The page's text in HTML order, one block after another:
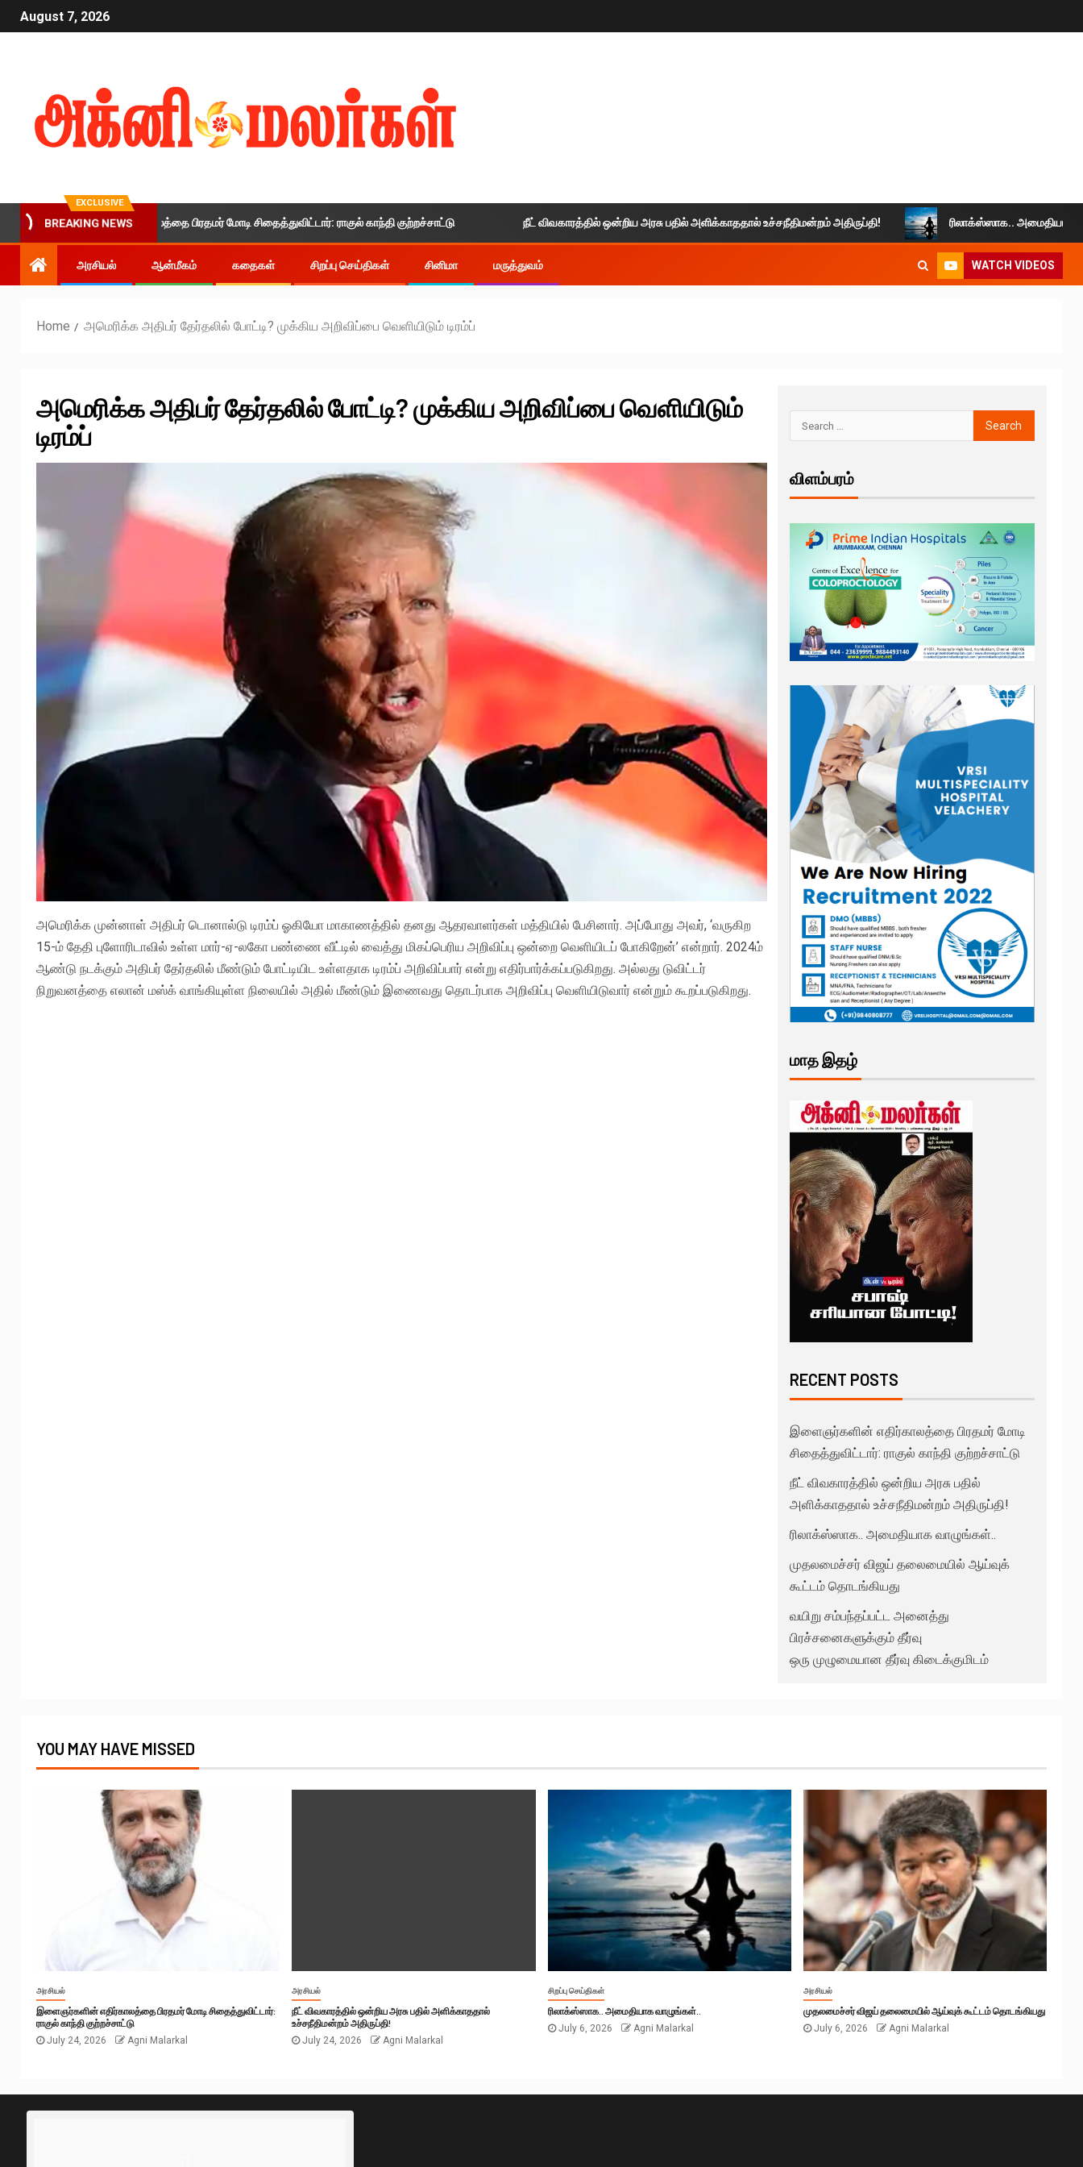
August 7, 2026
EXCLUSIVE
BREAKING NEWS
இளைஞர்களின் எதிர்காலத்தை பிரதமர் மோடி சிதைத்துவிட்டார்: ராகுல் காந்தி குற்றச்சாட்டு நீட் விவகாரத்தில் ஒன்றிய அரசு பதில் அளிக்காததால் உச்சநீதிமன்றம் அதிருப்தி! ரிலாக்ஸ்ஸாக.. அமைதியாக
அரசியல் ஆன்மீகம் கதைகள் சிறப்பு செய்திகள் சினிமா மருத்துவம் WATCH VIDEOS
Home அமெரிக்க அதிபர் தேர்தலில் போட்டி? முக்கிய அறிவிப்பை வெளியிடும் டிரம்ப்
அமெரிக்க அதிபர் தேர்தலில் போட்டி? முக்கிய அறிவிப்பை வெளியிடும்
டிரம்ப்
அமெரிக்க முன்னாள் அதிபர் டொனால்டு டிரம்ப் ஓகியோ மாகாணத்தில் தனது ஆதரவாளர்கள் மத்தியில் பேசினார். அப்போது அவர், ‘வருகிற
15-ம் தேதி புளோரிடாவில் உள்ள மார்-ஏ-லகோ பண்ணை வீட்டில் வைத்து மிகப்பெரிய அறிவிப்பு ஒன்றை வெளியிடப் போகிறேன்’ என்றார். 2024ம்
ஆண்டு நடக்கும் அதிபர் தேர்தலில் மீண்டும் போட்டியிட உள்ளதாக டிரம்ப் அறிவிப்பார் என்று எதிர்பார்க்கப்படுகிறது. அல்லது டுவிட்டர்
நிறுவனத்தை எலான் மஸ்க் வாங்கியுள்ள நிலையில் அதில் மீண்டும் இணைவது தொடர்பாக அறிவிப்பு வெளியிடுவார் என்றும் கூறப்படுகிறது.
விளம்பரம்
மாத இதழ்
RECENT POSTS
இளைஞர்களின் எதிர்காலத்தை பிரதமர் மோடி
சிதைத்துவிட்டார்: ராகுல் காந்தி குற்றச்சாட்டு
நீட் விவகாரத்தில் ஒன்றிய அரசு பதில்
அளிக்காததால் உச்சநீதிமன்றம் அதிருப்தி!
ரிலாக்ஸ்ஸாக.. அமைதியாக வாழுங்கள்..
முதலமைச்சர் விஜய் தலைமையில் ஆய்வுக்
கூட்டம் தொடங்கியது
வயிறு சம்பந்தப்பட்ட அனைத்து
பிரச்சனைகளுக்கும் தீர்வு
ஒரு முழுமையான தீர்வு கிடைக்குமிடம்
YOU MAY HAVE MISSED
அரசியல்
இளைஞர்களின் எதிர்காலத்தை பிரதமர் மோடி சிதைத்துவிட்டார்:
ராகுல் காந்தி குற்றச்சாட்டு
July 24, 2026
Agni Malarkal
அரசியல்
நீட் விவகாரத்தில் ஒன்றிய அரசு பதில் அளிக்காததால்
உச்சநீதிமன்றம் அதிருப்தி!
July 24, 2026
Agni Malarkal
சிறப்பு செய்திகள்
ரிலாக்ஸ்ஸாக.. அமைதியாக வாழுங்கள்..
July 6, 2026
Agni Malarkal
அரசியல்
முதலமைச்சர் விஜய் தலைமையில் ஆய்வுக் கூட்டம் தொடங்கியது
July 6, 2026
Agni Malarkal